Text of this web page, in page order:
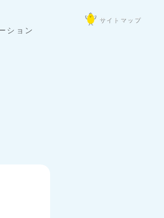
サイトマップ